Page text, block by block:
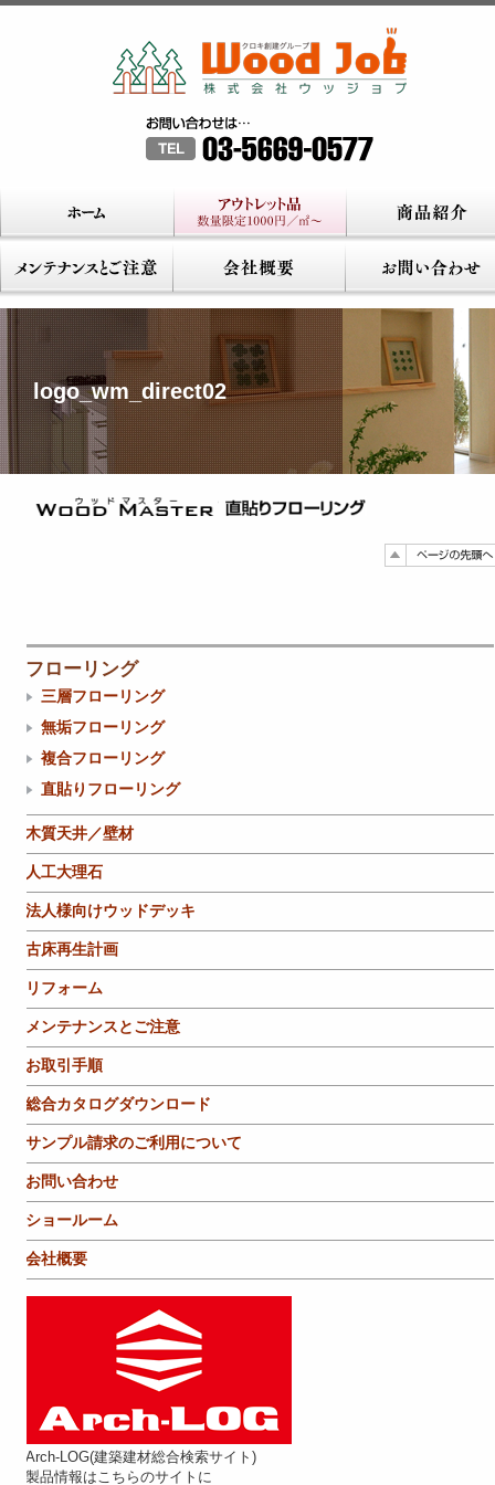
logo_wm_direct02
フローリング
三層フローリング
無垢フローリング
複合フローリング
直貼りフローリング
木質天井／壁材
人工大理石
法人様向けウッドデッキ
古床再生計画
リフォーム
メンテナンスとご注意
お取引手順
総合カタログダウンロード
サンプル請求のご利用について
お問い合わせ
ショールーム
会社概要
Arch-LOG(建築建材総合検索サイト)
製品情報はこちらのサイトに